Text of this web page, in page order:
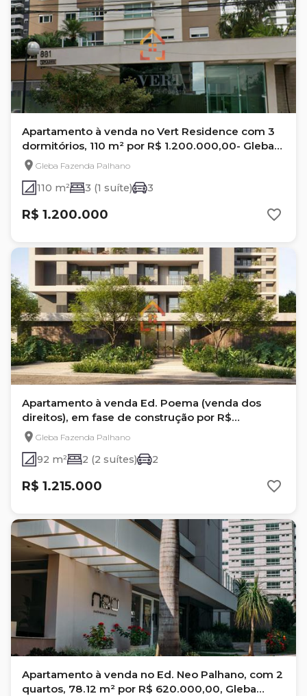
Apartamento à venda no Vert Residence com 3
dormitórios, 110 m² por R$ 1.200.000,00- Gleba
Fazenda Palhano- Londrina/Pr
Gleba Fazenda Palhano
110 m² 3 (1 suíte) 3
R$ 1.200.000
Apartamento à venda Ed. Poema (venda dos
direitos), em fase de construção por R$
1.215.000, 92m² - Palhano 2 - Londrina-Pr
Gleba Fazenda Palhano
92 m² 2 (2 suítes) 2
R$ 1.215.000
Apartamento à venda no Ed. Neo Palhano, com 2
quartos, 78.12 m² por R$ 620.000,00, Gleba